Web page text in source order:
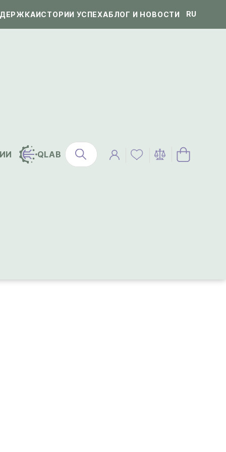
ИСТОРИИ УСПЕХАБЛОГ И НОВОСТИ RU
QLAB